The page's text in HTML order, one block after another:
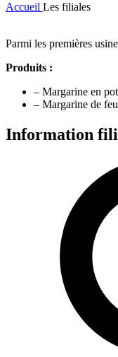
Accueil Les filiales
Parmi les premières
Produits :
– Margarine en
– Margarine de
Information